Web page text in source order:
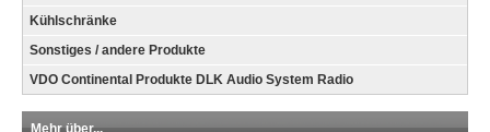
Kühlschränke
Sonstiges / andere Produkte
VDO Continental Produkte DLK Audio System Radio
Mehr über...